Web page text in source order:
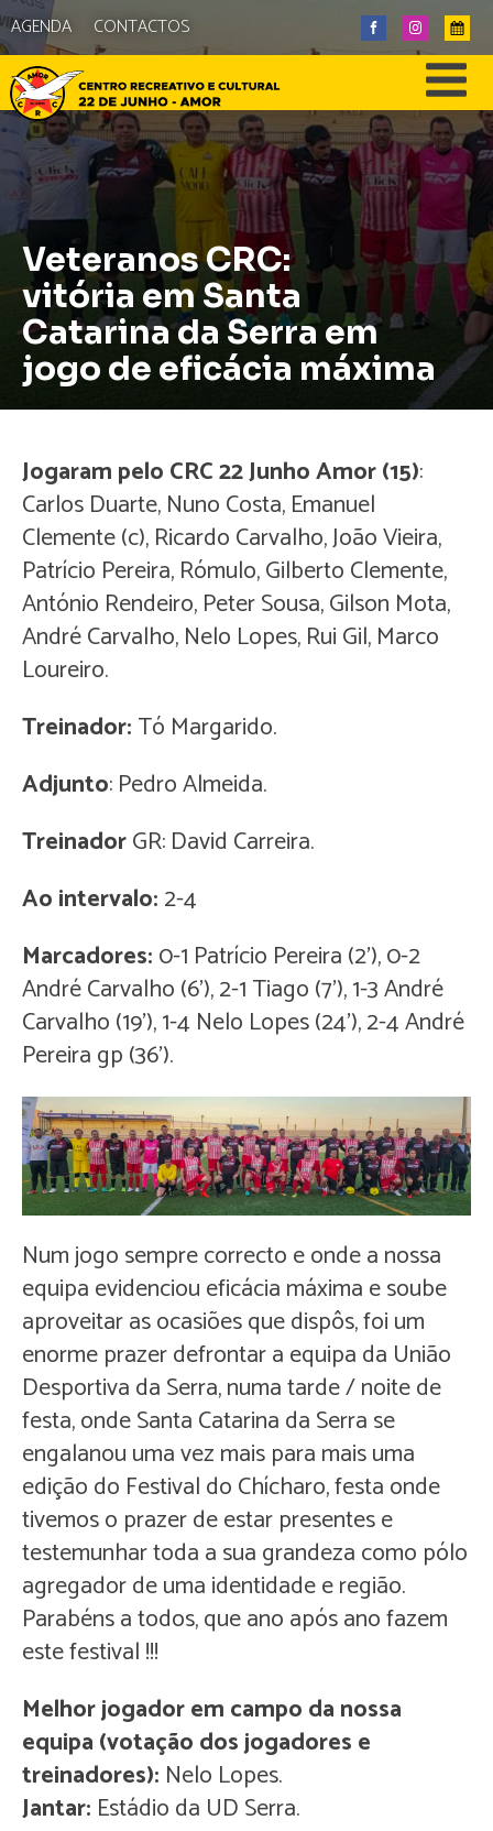
AGENDA CONTACTOS
Veteranos CRC:
vitória em Santa
Catarina da Serra em
jogo de eficácia máxima
Jogaram pelo CRC 22 Junho Amor (15):
Carlos Duarte, Nuno Costa, Emanuel
Clemente (c), Ricardo Carvalho, João Vieira,
Patrício Pereira, Rómulo, Gilberto Clemente,
António Rendeiro, Peter Sousa, Gilson Mota,
André Carvalho, Nelo Lopes, Rui Gil, Marco
Loureiro.
Treinador:Tó Margarido.
Adjunto: Pedro Almeida.
TreinadorGR: David Carreira.
Ao intervalo:2-4
Marcadores:0-1 Patrício Pereira (2'), 0-2
André Carvalho (6'), 2-1 Tiago (7'), 1-3 André
Carvalho (19'), 1-4 Nelo Lopes (24'), 2-4 André
Pereira gp (36').
Num jogo sempre correcto e onde a nossa
equipa evidenciou eficácia máxima e soube
aproveitar as ocasiões que dispôs, foi um
enorme prazer defrontar a equipa da União
Desportiva da Serra, numa tarde / noite de
festa, onde Santa Catarina da Serra se
engalanou uma vez mais para mais uma
edição do Festival do Chícharo, festa onde
tivemos o prazer de estar presentes e
testemunhar toda a sua grandeza como pólo
agregador de uma identidade e região.
Parabéns a todos, que ano após ano fazem
este festival !!!
Melhor jogador em campo da nossa
equipa (votação dos jogadores e
treinadores): Nelo Lopes.
Jantar: Estádio da UD Serra.